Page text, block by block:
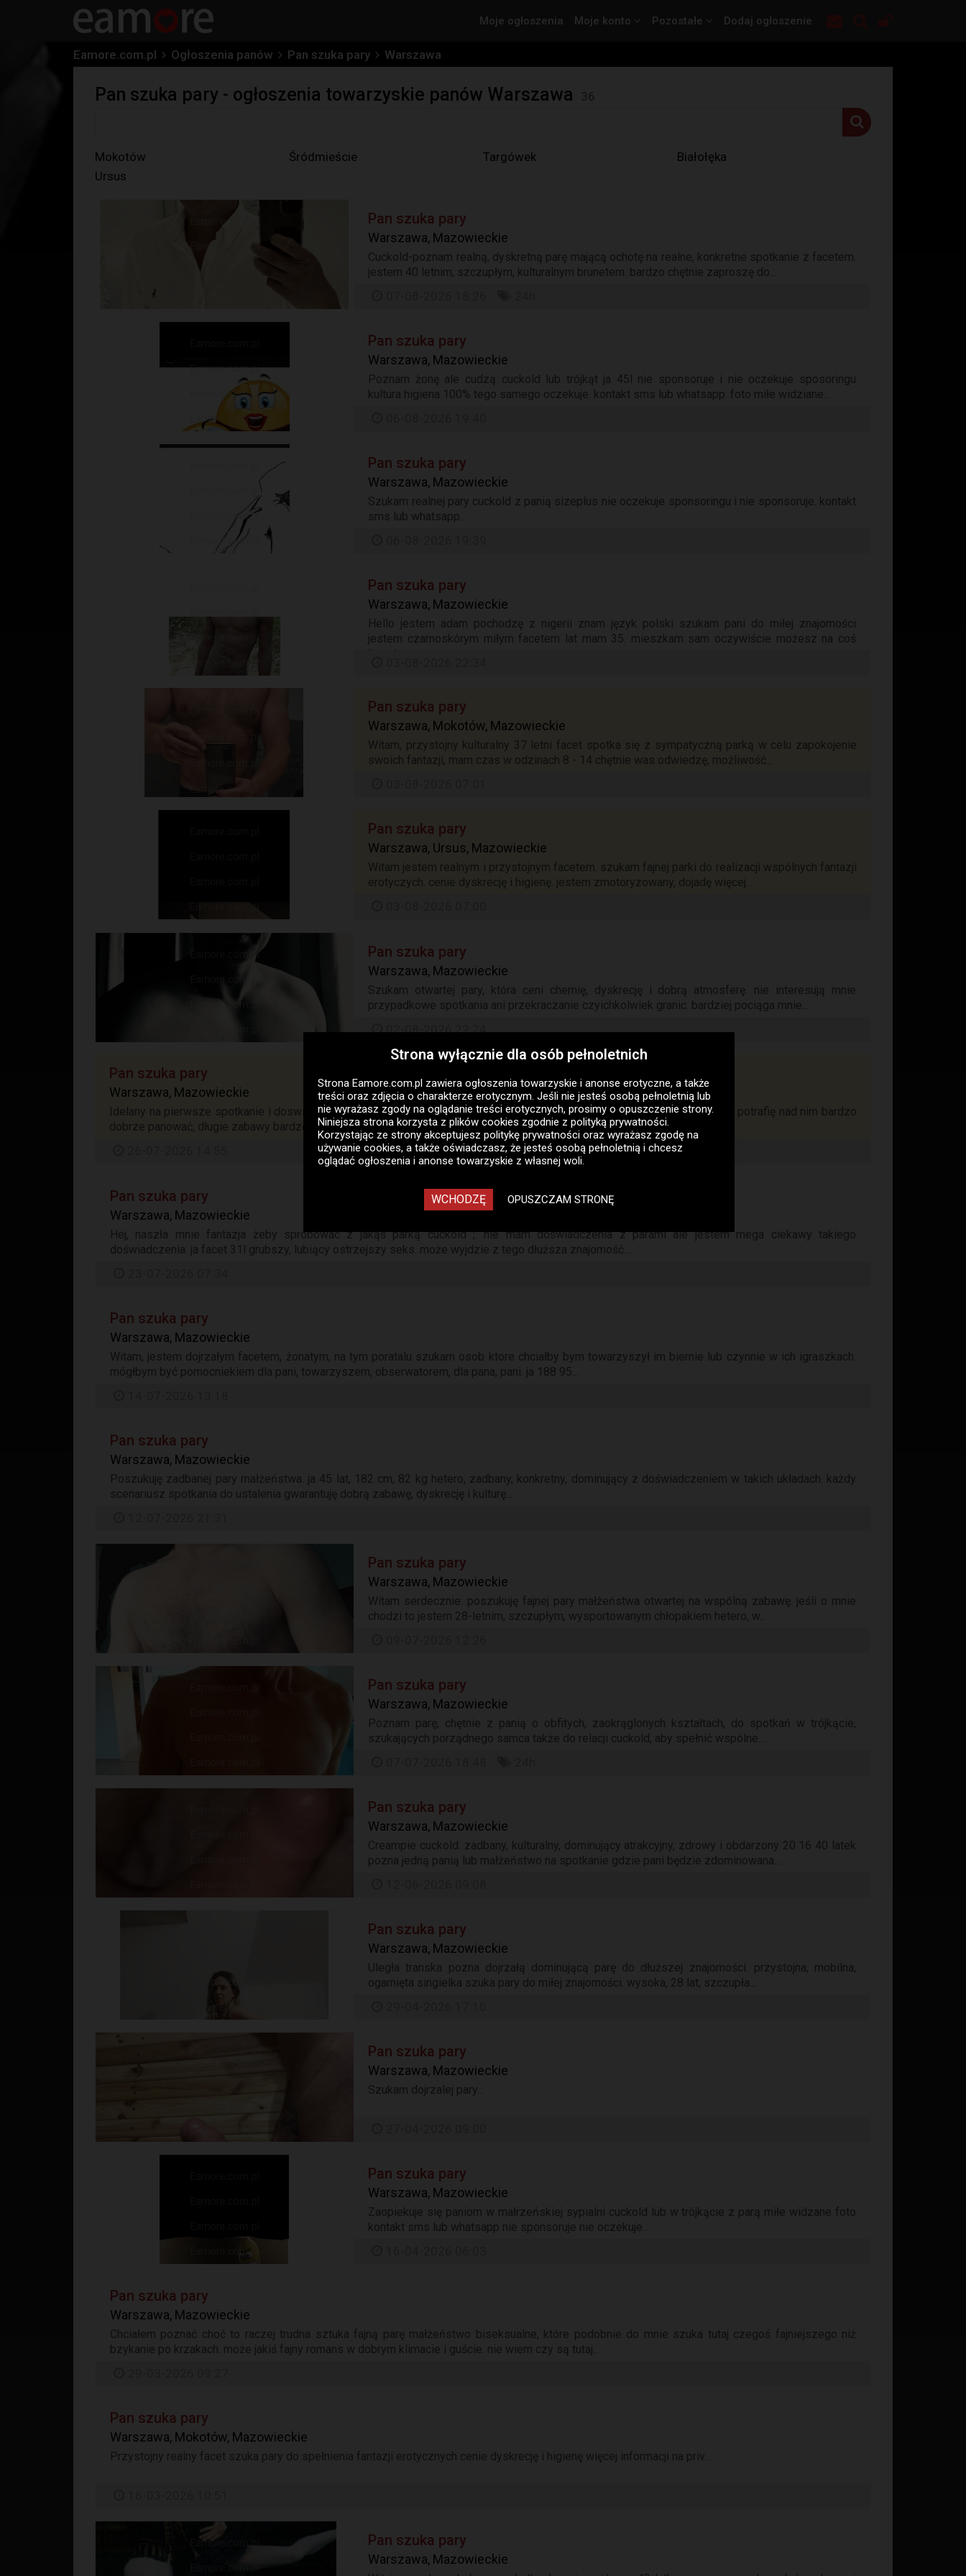
Moje ogłoszenia Moje konto Pozostałe Dodaj ogłoszenie
Eamore.com.pl Ogłoszenia panów Pan szuka pary Warszawa
Pan szuka pary - ogłoszenia towarzyskie panów Warszawa 36
Mokotów Śródmieście Targówek
Białołęka
Ursus
Pan szuka pary
Warszawa, Mazowieckie
Cuckold-poznam realną, dyskretną parę mającą ochotę na realne, konkretne spotkanie z facetem.
jestem 40 letnim, szczupłym, kulturalnym brunetem. bardzo chętnie zaproszę do...
Pan szuka pary
Warszawa, Mazowieckie
Poznam żonę ale cudzą cuckold lub trójkąt ja 45l nie sponsoruje i nie oczekuje sposoringu
kultura higiena 100% tego samego oczekuje. kontakt sms lub whatsapp. foto miłe widziane...
Pan szuka pary
Warszawa, Mazowieckie
Szukam realnej pary cuckold z panią sizeplus nie oczekuje sponsoringu i nie sponsoruje. kontakt
sms lub whatsapp...
Pan szuka pary
Warszawa, Mazowieckie
Hello jestem adam pochodzę z nigerii znam język polski szukam pani do miłej znajomości
jestem czarnoskórym miłym facetem lat mam 35. mieszkam sam oczywiście możesz na coś
liczyć...
Pan szuka pary
Warszawa, Mokotów, Mazowieckie
Witam, przystojny kulturalny 37 letni facet spotka się z sympatyczną parką w celu zapokojenie
swoich fantazji, mam czas w odzinach 8 - 14 chętnie was odwiedzę, możliwość...
Pan szuka pary
Warszawa, Ursus, Mazowieckie
Witam jestem realnym i przystojnym facetem. szukam fajnej parki do realizacji wspólnych fantazji
erotyczych. cenie dyskrecję i higienę. jestem zmotoryzowany, dojadę więcej...
Pan szuka pary
Warszawa, Mazowieckie
Szukam otwartej pary, która ceni chemię, dyskrecję i dobrą atmosferę. nie interesują mnie
przypadkowe spotkania ani przekraczanie czyichkolwiek granic. bardziej pociąga mnie...
02-08-2026 22:24
Pan szuka pary
Warszawa, Mazowieckie
Idelany na pierwsze spotkanie i doswiadczony na konkretną znajomość! cześć. 37lata, normalna budowa ciała, penis 17 cm potrafię nad nim bardzo
dobrze panować, długie zabawy bardzo lubię. spotykałem się z dwiema parami regularnie...
Pan szuka pary
Warszawa, Mazowieckie
Hej, naszła mnie fantazja żeby spróbować z jakąś parką cuckold ;. nie mam doświadczenia z parami ale jestem mega ciekawy takiego
doświadczenia. ja facet 31l grubszy, lubiący ostrzejszy seks. może wyjdzie z tego dłuższa znajomość...
Pan szuka pary
Warszawa, Mazowieckie
Witam, jestem dojrzałym facetem, żonatym, na tym poratalu szukam osob ktore chciałby bym towarzyszył im biernie lub czynnie w ich igraszkach.
mógłbym być pomocniekiem dla pani, towarzyszem, obserwatorem, dla pana, pani. ja 188 95...
Pan szuka pary
Warszawa, Mazowieckie
Poszukuję zadbanej pary małżeństwa. ja 45 lat, 182 cm, 82 kg hetero, zadbany, konkretny, dominujący z doświadczeniem w takich układach. każdy
scenariusz spotkania do ustalenia gwarantuję dobrą zabawę, dyskrecję i kulturę...
Pan szuka pary
Warszawa, Mazowieckie
Witam serdecznie: poszukuję fajnej pary małżeństwa otwartej na wspólną zabawę. jeśli o mnie
chodzi to jestem 28-letnim, szczupłym, wysportowanym chłopakiem hetero, w...
Pan szuka pary
Warszawa, Mazowieckie
Poznam parę, chętnie z panią o obfitych, zaokrąglonych kształtach, do spotkań w trójkącie,
szukających porządnego samca także do relacji cuckold, aby spełnić wspólne...
Pan szuka pary
Warszawa, Mazowieckie
Creampie cuckold. zadbany, kulturalny, dominujący atrakcyjny, zdrowy i obdarzony 20 16 40 latek
pozna jedną panią lub małżeństwo na spotkanie gdzie pani będzie zdominowana...
Pan szuka pary
Warszawa, Mazowieckie
Uległa transka pozna dojrzałą dominującą parę do dłuższej znajomości. przystojna, mobilna,
ogarnięta singielka szuka pary do miłej znajomości. wysoka, 28 lat, szczupła...
Pan szuka pary
Warszawa, Mazowieckie
Szukam dojrzalej pary...
Pan szuka pary
Warszawa, Mazowieckie
Zaopiekuje się paniom w małrzeńskiej sypialni cuckold lub w trójkącie z parą miłe widzane foto
kontakt sms lub whatsapp nie sponsoruje nie oczekuje...
Pan szuka pary
Warszawa, Mazowieckie
Chciałem poznać choć to raczej trudna sztuka fajną parę małżeństwo biseksualne, które podobnie do mnie szuka tutaj czegoś fajniejszego niż
bzykanie po krzakach. może jakiś fajny romans w dobrym klimacie i guście. nie wiem czy są tutaj...
Pan szuka pary
Warszawa, Mokotów, Mazowieckie
Przystojny realny facet szuka pary do spełnienia fantazji erotycznych cenie dyskrecję i higienę więcej informacji na priv...
Pan szuka pary
Warszawa, Mazowieckie
Strona wyłącznie dla osób pełnoletnich
Strona Eamore.com.pl zawiera ogłoszenia towarzyskie i anonse erotyczne, a także
treści oraz zdjęcia o charakterze erotycznym. Jeśli nie jesteś osobą pełnoletnią lub
nie wyrażasz zgody na oglądanie treści erotycznych, prosimy o opuszczenie strony.
Niniejsza strona korzysta z plików cookies zgodnie z polityką prywatności.
Korzystając ze strony akceptujesz politykę prywatności oraz wyrażasz zgodę na
używanie cookies, a także oświadczasz, że jesteś osobą pełnoletnią i chcesz
oglądać ogłoszenia i anonse towarzyskie z własnej woli.
WCHODZĘ OPUSZCZAM STRONĘ